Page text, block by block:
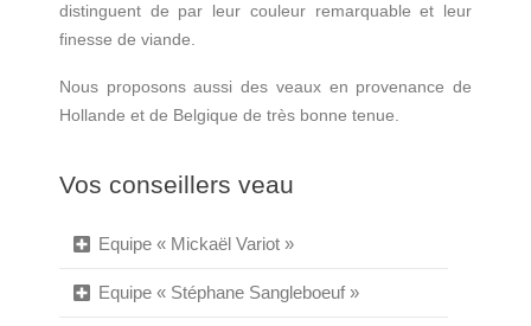
distinguent de par leur couleur remarquable et leur
finesse de viande.
Nous proposons aussi des veaux en provenance de
Hollande et de Belgique de très bonne tenue.
Vos conseillers veau
Equipe « Mickaël Variot »
Equipe « Stéphane Sangleboeuf »